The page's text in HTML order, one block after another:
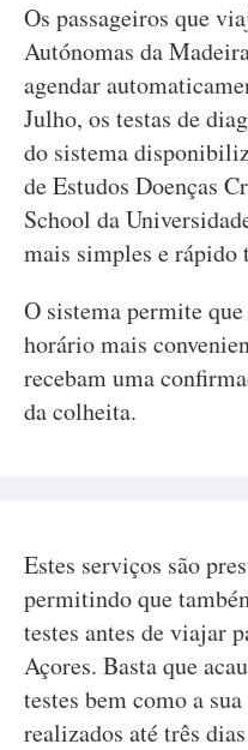
Os passageiros que
Autónomas da
agendar
Julho, os testas de
do sistema
de Estudos Doenças
School da
mais simples e rápido
O sistema permite
horário mais
recebam uma
da colheita.
Estes serviços são
permitindo que
testes antes de viajar
Açores. Basta que
testes bem como a
realizados até três